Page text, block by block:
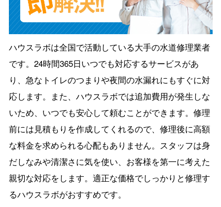
ハウスラボは全国で活動している大手の水道修理業者
です。24時間365日いつでも対応するサービスがあ
り、急なトイレのつまりや夜間の水漏れにもすぐに対
応します。また、ハウスラボでは追加費用が発生しな
いため、いつでも安心して頼むことができます。修理
前には見積もりを作成してくれるので、修理後に高額
な料金を求められる心配もありません。スタッフは身
だしなみや清潔さに気を使い、お客様を第一に考えた
親切な対応をします。適正な価格でしっかりと修理す
るハウスラボがおすすめです。